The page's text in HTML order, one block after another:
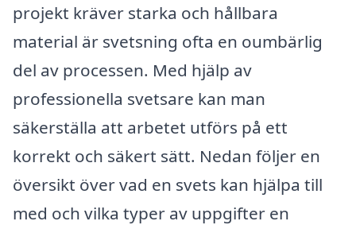
projekt kräver starka och hållbara
material är svetsning ofta en oumbärlig
del av processen. Med hjälp av
professionella svetsare kan man
säkerställa att arbetet utförs på ett
korrekt och säkert sätt. Nedan följer en
översikt över vad en svets kan hjälpa till
med och vilka typer av uppgifter en